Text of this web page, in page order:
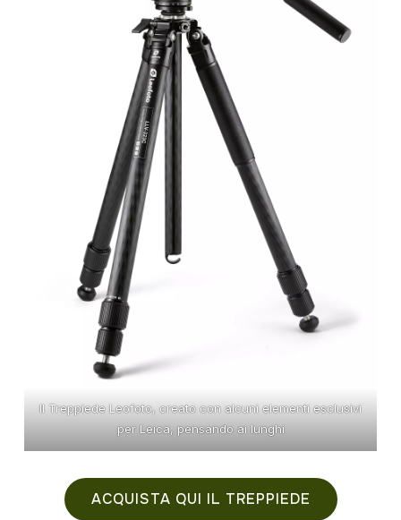
Il Treppiede Leofoto, creato con alcuni elementi esclusivi
per Leica, pensando ai lunghi
ACQUISTA QUI IL TREPPIEDE